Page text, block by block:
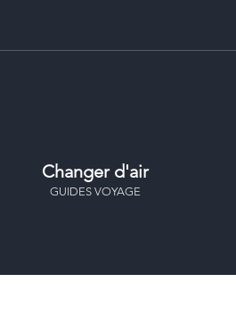
Changer d'air
GUIDES VOYAGE